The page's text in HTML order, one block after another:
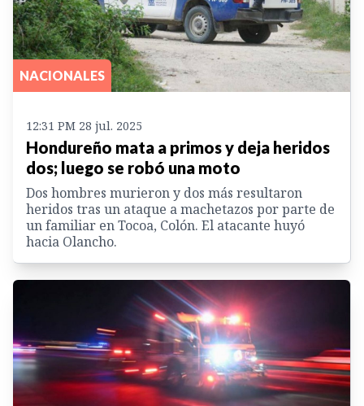
NACIONALES
12:31 PM 28 jul. 2025
Hondureño mata a primos y deja heridos
dos; luego se robó una moto
Dos hombres murieron y dos más resultaron
heridos tras un ataque a machetazos por parte de
un familiar en Tocoa, Colón. El atacante huyó
hacia Olancho.